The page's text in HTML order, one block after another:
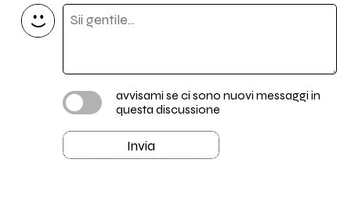
avvisami se ci sono nuovi messaggi in
questa discussione
Invia